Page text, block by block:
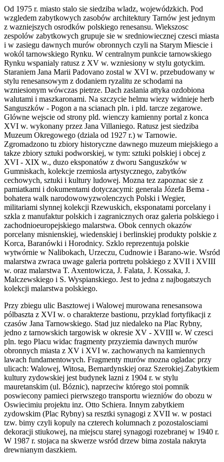
Od 1975 r. miasto stalo sie siedziba wladz, wojewódzkich. Pod
wzgledem zabytkowych zasobów architektury Tarnów jest jednym
z wazniejszych osrodków polskiego renesansu. Wiekszosc
zespolów zabytkowych grupuje sie w sredniowiecznej czesci miasta
i w zasiegu dawnych murów obronnych czyli na Starym Miescie i
wokól tarnowskiego Rynku. W centralnym punkcie tarnowskiego
Rynku wspanialy ratusz z XV w. wzniesiony w stylu gotyckim.
Staraniem Jana Marii Padovano zostal w XVI w. przebudowany w
stylu renesansowym z dodaniem ryzalitu ze schodami na
wzniesionym wówczas pietrze. Dach zaslania attyka ozdobiona
walutami i maszkaronami. Na szczycie helmu wiezy widnieje herb
Sanguszków - Pogon a na scianach pln. i pld. tarcze zegarowe.
Glówne wejscie od strony pld. wienczy kamienny portal z konca
XVI w. wykonany przez Jana Villaniego. Ratusz jest siedziba
Muzeum Okregowego (dziala od 1927 r.) w Tarnowie.
Zgromadzono tu zbiory historyczne dawnego muzeum miejskiego a
takze zbiory sztuki podworskiej, w tym: sztuki polskiej i obcej z
XVI - XIX w., duzo eksponatów z dworu Sanguszków w
Gumniskach, kolekcje rzemiosla artystycznego, zabytków
cechowych, sztuki i kultury ludowej. Mozna tez zapoznac sie z
pamiatkami i dokumentami dotyczacymi: generala Józefa Bema -
bohatera walk narodowowyzwolenczych Polski i Wegier,
militariami slynnej kolekcji Rzewuskich, eksponatami porcelany i
szkla z manufaktur polskich i zagranicznych oraz galeria polskiego i
zachodnioeuropejskiego malarstwa. Obok cennych okazów
porcelany misnienskiej, wiedenskiej i berlinskiej produkty polskie z
Korca, Baranówki i Horodnicy. Szklo reprezentuja polskie
wytwórnie w Nalibokach, Urzeczu, Cudnowie i Barano-wie. Wsród
malarstwa zwraca uwage galeria portretu polskiego z XVII i XVIII
w. oraz malarstwa T. Axentowicza, J. Falata, J. Kossaka, J.
Malczewskiego i S. Wyspianskiego. Jest to jedna z najbogatszych
kolekcji malarstwa polskiego.
Przy zbiegu ulic Basztowej i Walowej murowana renesansowa
pólbaszta z XVI w. o charakterze bastionu, przyklad fortyfikacji z
czasów Jana Tarnowskiego. Stad juz niedaleko na Plac Rybny,
jedno z tarnowskich targowisk w okresie XV - XVIII w. W czesci
pln. tego Placu widac fragmenty przyziemia dawnych murów
obronnych miasta z XV i XVI w. zachowanych na kamiennych
lawach fundamentowych. Fragmenty murów mozna ogladac przy
ulicach: Walowej, Witosa, Bernardynskiej oraz Szerokiej.Zabytkiem
kultury zydowskiej jest budynek lazni z 1904 r. w stylu
mauretanskim (ul. Bóznic), naprzeciw którego stoi pomnik
poswiecony pamieci pierwszego transportu wiezniów do obozu w
Oswiecimiu projektu inz. Otto Schiera. Innym zabytkiem
zydowskim (Plac Rybny) sa resztki synagogi z XVII w. w postaci
tzw. bimy czyli kopuly na czterech kolumnach z pozostalosciami
dekoracji stiukowej, na miejscu starej synagogi rozebranej w 1940 r.
W 1987 r. stojaca na skwerze wsród drzew bima zostala nakryta
drewnianym daszkiem.